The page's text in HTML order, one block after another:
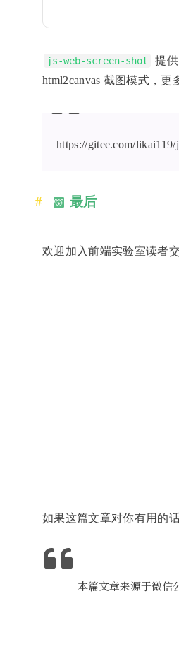
js-web-screen-shot
提
html2canvas 截图模式，
https://gitee.com/likai119/
最后
欢迎加入前端实验室读者
如果这篇文章对你有用的
本篇文章来源于微信